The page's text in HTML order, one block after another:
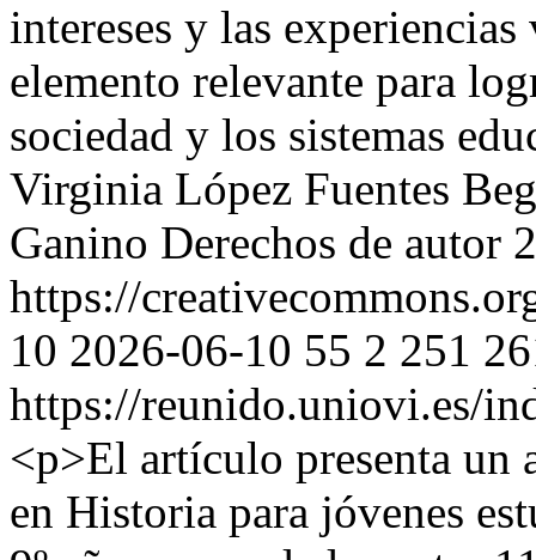
intereses y las
elemento relevante para
sociedad y los sistemas
Virginia López Fuentes
Ganino Derechos de autor
https://
10 2026-06-10 55 2 251
https://reunido.uniovi.es/
<p>El artículo presenta un
en Historia para jóvenes